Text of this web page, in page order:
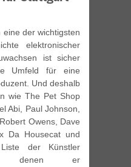
der wichtigsten
elektronischer
ist sicher
Umfeld für eine
Und deshalb
wie The Pet Shop
Abi, Paul Johnson,
Owens, Dave
Da Housecat und
der Künstler
denen er